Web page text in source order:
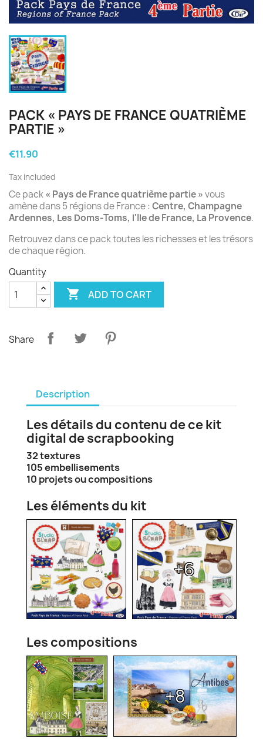
PACK « PAYS DE FRANCE QUATRIÈME
PARTIE »
€11.90
Tax included
Ce pack« Pays de France quatrième partie »vous
amène dans 5 régions de France : Centre, Champagne
Ardennes, Les Doms-Toms, l'Ile de France, La Provence.
Retrouvez dans ce pack toutes les richesses et les trésors
de chaque région.
Quantity
 ADD TO CART
Share
Description
Les détails du contenu de ce kit
digital de scrapbooking
32 textures
105 embellisements
10 projets ou compositions
Les éléments du kit
+6
Les compositions
+8